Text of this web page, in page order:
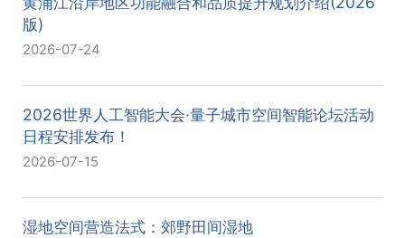
版)
2026-07-24
2026世界人工智能大会·量子城市空间智能论坛活动
日程安排发布！
2026-07-15
湿地空间营造法式：郊野田间湿地